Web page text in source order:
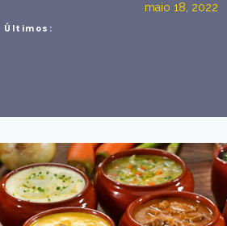
maio 18, 2022
Últimos: